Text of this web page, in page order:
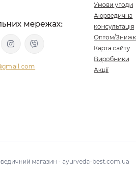
мережах:
Умови угоди
Аюрведична
консультація
Оптом/
Карта сайту
Виробники
Акції
магазин - ayurveda-best.com.ua